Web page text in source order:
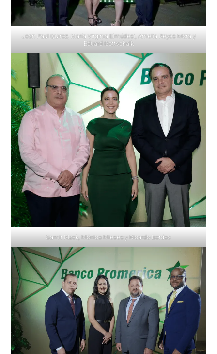
Jean Paul Quiroz, María Virginia Elmúdesi, Amelia Reyes Mora y
Eduard Gottschalk
Samir Rizek, Mónica Mieses y Ricardo Bordas